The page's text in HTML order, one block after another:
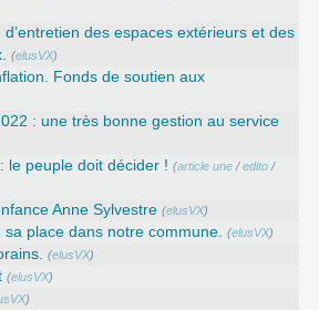
des espaces extérieurs et des
(elusVX)
Fonds de soutien aux
: une très bonne gestion au service
le peuple doit décider ! (article une /edito /
Anne Sylvestre (elusVX)
place dans notre commune. (elusVX)
(elusVX)
(elusVX)
)